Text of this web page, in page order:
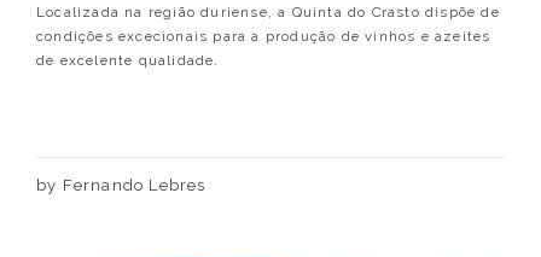
Localizada na região duriense, a Quinta do Crasto dispõe de
condições excecionais para a produção de vinhos e azeites
de excelente qualidade.
by Fernando Lebres